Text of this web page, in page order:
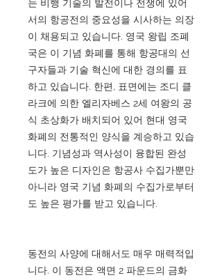
는 비행 기술의 발전이나 전쟁에 있어
서의 항공전의 중요성을 시사하는 의장
이 채용되고 있습니다. 영국 왕립 조폐
국은 이 기념 화폐를 통해 항공대의 선
구자들과 기술 혁신에 대한 경의를 표
하고 있습니다. 한편, 표면에는 조디 클
라크에 의한 엘리자베스 2세 여왕의 공
식 초상화가 배치되어 있어 현대 영국
화폐의 전통적인 양식을 계승하고 있습
니다. 기념성과 역사성이 융합된 완성
도가 높은 디자인은 항공사 수집가뿐만
아니라 영국 기념 화폐의 수집가로부터
도 높은 평가를 받고 있습니다.
동전의 사양에 대해서도 매우 매력적입
니다. 이 동전은 액면 2 파운드의 금화